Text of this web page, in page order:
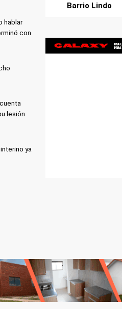
hablar
con
lesión
ya
Barrio Lindo